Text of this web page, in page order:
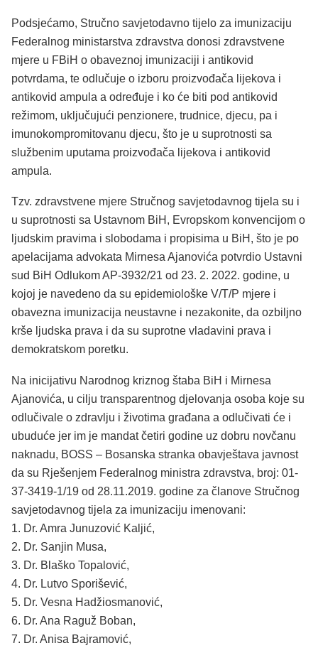
Podsjećamo, Stručno savjetodavno tijelo za imunizaciju
Federalnog ministarstva zdravstva donosi zdravstvene
mjere u FBiH o obaveznoj imunizaciji i antikovid
potvrdama, te odlučuje o izboru proizvođača lijekova i
antikovid ampula a određuje i ko će biti pod antikovid
režimom, uključujući penzionere, trudnice, djecu, pa i
imunokompromitovanu djecu, što je u suprotnosti sa
službenim uputama proizvođača lijekova i antikovid
ampula.
Tzv. zdravstvene mjere Stručnog savjetodavnog tijela su i
u suprotnosti sa Ustavnom BiH, Evropskom konvencijom o
ljudskim pravima i slobodama i propisima u BiH, što je po
apelacijama advokata Mirnesa Ajanovića potvrdio Ustavni
sud BiH Odlukom AP-3932/21 od 23. 2. 2022. godine, u
kojoj je navedeno da su epidemiološke V/T/P mjere i
obavezna imunizacija neustavne i nezakonite, da ozbiljno
krše ljudska prava i da su suprotne vladavini prava i
demokratskom poretku.
Na inicijativu Narodnog kriznog štaba BiH i Mirnesa
Ajanovića, u cilju transparentnog djelovanja osoba koje su
odlučivale o zdravlju i životima građana a odlučivati će i
ubuduće jer im je mandat četiri godine uz dobru novčanu
naknadu, BOSS – Bosanska stranka obavještava javnost
da su Rješenjem Federalnog ministra zdravstva, broj: 01-
37-3419-1/19 od 28.11.2019. godine za članove Stručnog
savjetodavnog tijela za imunizaciju imenovani:
1. Dr. Amra Junuzović Kaljić,
2. Dr. Sanjin Musa,
3. Dr. Blaško Topalović,
4. Dr. Lutvo Sporišević,
5. Dr. Vesna Hadžiosmanović,
6. Dr. Ana Raguž Boban,
7. Dr. Anisa Bajramović,